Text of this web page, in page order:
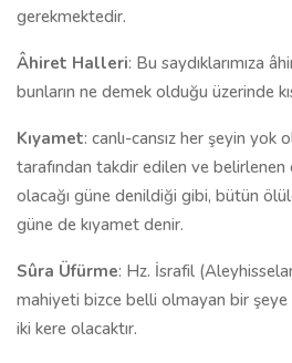
gerekmektedir.
Âhiret Halleri: Bu saydıklarımıza
bunların ne demek olduğu üzerinde
Kıyamet: canlı-cansız her şeyin yok
tarafından takdir edilen ve
olacağı güne denildiği gibi, bütün
güne de kıyamet denir.
Sûra Üfürme: Hz. İsrafil
mahiyeti bizce belli olmayan bir
iki kere olacaktır.